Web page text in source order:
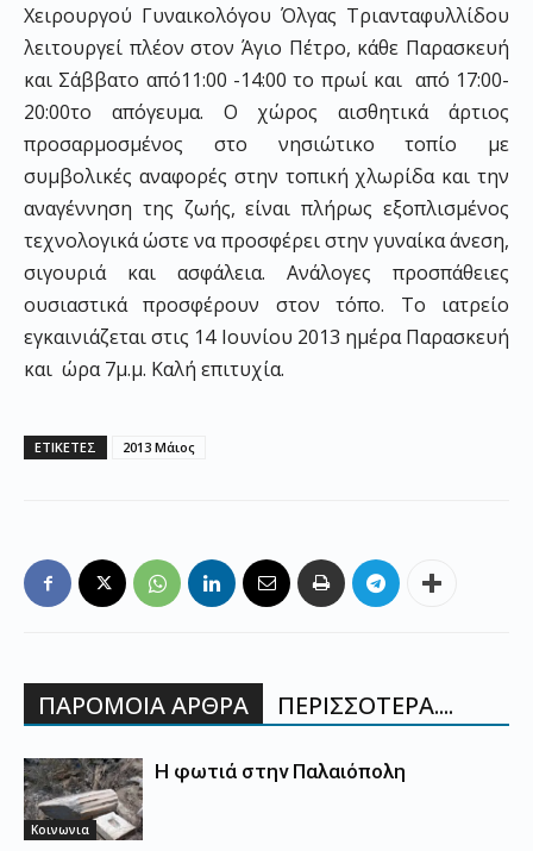
Χειρουργού Γυναικολόγου Όλγας Τριανταφυλλίδου
λειτουργεί πλέον στον Άγιο Πέτρο, κάθε Παρασκευή
και Σάββατο από11:00 -14:00 το πρωί και από 17:00-
20:00το απόγευμα. Ο χώρος αισθητικά άρτιος
προσαρμοσμένος στο νησιώτικο τοπίο με
συμβολικές αναφορές στην τοπική χλωρίδα και την
αναγέννηση της ζωής, είναι πλήρως εξοπλισμένος
τεχνολογικά ώστε να προσφέρει στην γυναίκα άνεση,
σιγουριά και ασφάλεια. Ανάλογες προσπάθειες
ουσιαστικά προσφέρουν στον τόπο. Το ιατρείο
εγκαινιάζεται στις 14 Ιουνίου 2013 ημέρα Παρασκευή
και ώρα 7μ.μ. Καλή επιτυχία.
ΕΤΙΚΕΤΕΣ 2013 Μάιος
ΠΑΡΟΜΟΙΑ ΑΡΘΡΑ ΠΕΡΙΣΣΟΤΕΡΑ....
Κοινωνια
Η φωτιά στην Παλαιόπολη